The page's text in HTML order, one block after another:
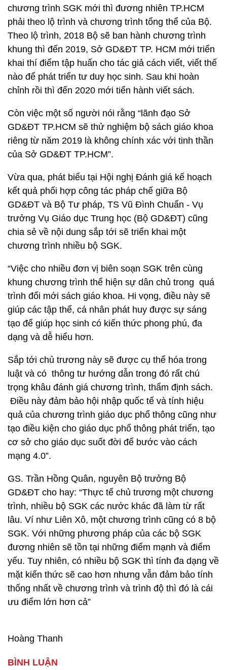
chương trình SGK mới thì đương nhiên TP.HCM
phải theo lộ trình và chương trình tổng thể của Bộ.
Theo lộ trình, 2018 Bộ sẽ ban hành chương trình
khung thì đến 2019, Sở GD&ĐT TP. HCM mới triển
khai thí điểm tập huấn cho tác giả cách viết, viết thế
nào để phát triển tư duy học sinh. Sau khi hoàn
chỉnh rồi thì đến 2020 mới tiến hành viết sách.
Còn việc một số người nói rằng “lãnh đạo Sở
GD&ĐT TP.HCM sẽ thử nghiệm bộ sách giáo khoa
riêng từ năm 2019 là không chính xác với tinh thần
của Sở GD&ĐT TP.HCM”.
Vừa qua, phát biểu tại Hội nghị Đánh giá kế hoạch
kết quả phối hợp công tác pháp chế giữa Bộ
GD&ĐT và Bộ Tư pháp, TS Vũ Đình Chuẩn - Vụ
trưởng Vụ Giáo dục Trung học (Bộ GD&ĐT) cũng
chia sẻ về nội dung sắp tới sẽ triển khai một
chương trình nhiều bộ SGK.
“Việc cho nhiều đơn vị biên soạn SGK trên cùng
khung chương trình thể hiện sự dân chủ trong quá
trình đổi mới sách giáo khoa. Hi vọng, điều này sẽ
giúp các tập thể, cá nhân phát huy được sự sáng
tạo để giúp học sinh có kiến thức phong phú, đa
dạng và dễ hiểu hơn.
Sắp tới chủ trương này sẽ được cụ thể hóa trong
luật và có thông tư hướng dẫn trong đó rất chú
trọng khâu đánh giá chương trình, thẩm định sách.
Điều này đảm bảo hội nhập quốc tế và tính hiệu
quả của chương trình giáo dục phổ thông cũng như
tạo điều kiện cho giáo dục phổ thông phát triển, tạo
cơ sở cho giáo dục suốt đời để bước vào cách
mạng 4.0”.
GS. Trần Hồng Quân, nguyên Bộ trưởng Bộ
GD&ĐT cho hay: “Thực tế chủ trương một chương
trình, nhiều bộ SGK các nước khác đã làm từ rất
lâu. Ví như Liên Xô, một chương trình cũng có 8 bộ
SGK. Với những phương pháp của các bộ SGK
đương nhiên sẽ tồn tại những điểm mạnh và điểm
yếu. Tuy nhiên, có nhiều bộ SGK thì tính đa dạng về
mặt kiến thức sẽ cao hơn nhưng vẫn đảm bảo tính
thống nhất về chương trình và trình độ thì đó là cái
ưu điểm lớn hơn cả”
Hoàng Thanh